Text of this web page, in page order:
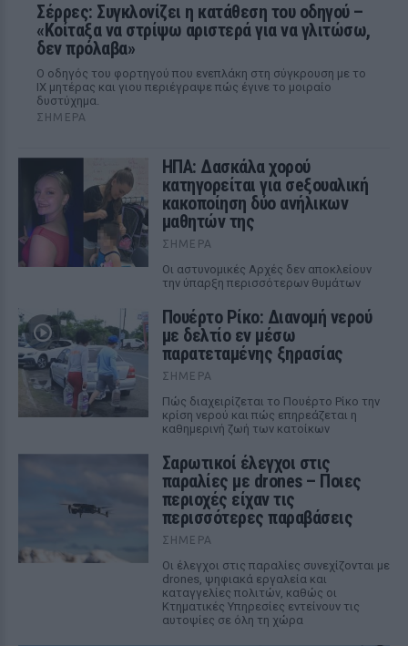
Σέρρες: Συγκλονίζει η κατάθεση του οδηγού –
«Κοίταξα να στρίψω αριστερά για να γλιτώσω,
δεν πρόλαβα»
Ο οδηγός του φορτηγού που ενεπλάκη στη σύγκρουση με το
ΙΧ μητέρας και γιου περιέγραψε πώς έγινε το μοιραίο
δυστύχημα.
ΣΉΜΕΡΑ
ΗΠΑ: Δασκάλα χορού
κατηγορείται για σeξουαλική
κακοποίηση δύο ανήλικων
μαθητών της
ΣΉΜΕΡΑ
Οι αστυνομικές Αρχές δεν αποκλείουν
την ύπαρξη περισσότερων θυμάτων
Πουέρτο Ρίκο: Διανομή νερού
με δελτίο εν μέσω
παρατεταμένης ξηρασίας
ΣΉΜΕΡΑ
Πώς διαχειρίζεται το Πουέρτο Ρίκο την
κρίση νερού και πώς επηρεάζεται η
καθημερινή ζωή των κατοίκων
Σαρωτικοί έλεγχοι στις
παραλίες με drones – Ποιες
περιοχές είχαν τις
περισσότερες παραβάσεις
ΣΉΜΕΡΑ
Οι έλεγχοι στις παραλίες συνεχίζονται με
drones, ψηφιακά εργαλεία και
καταγγελίες πολιτών, καθώς οι
Κτηματικές Υπηρεσίες εντείνουν τις
αυτοψίες σε όλη τη χώρα